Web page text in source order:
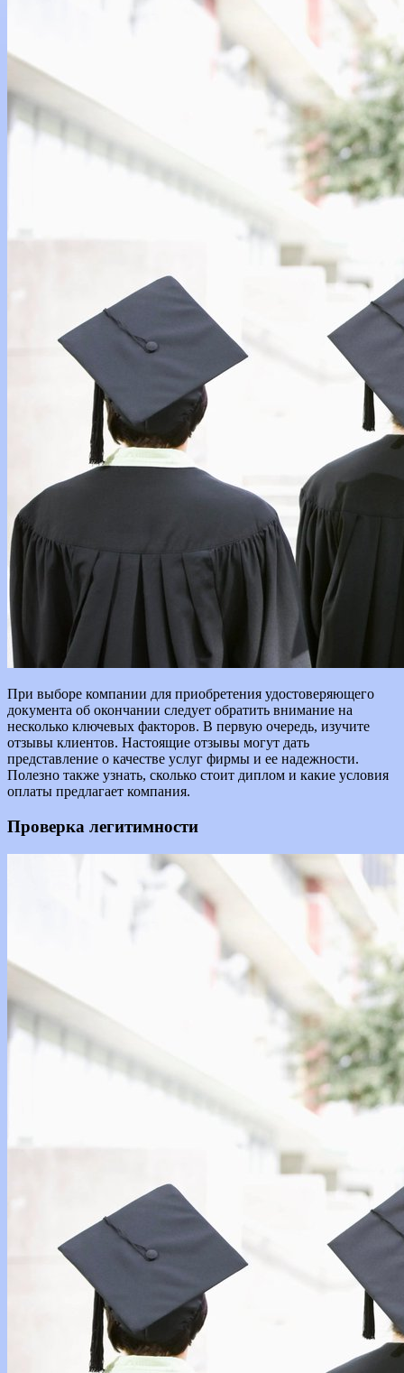
При выборе компании для приобретения удостоверяющего
документа об окончании следует обратить внимание на
несколько ключевых факторов. В первую очередь, изучите
отзывы клиентов. Настоящие отзывы могут дать
представление о качестве услуг фирмы и ее надежности.
Полезно также узнать, сколько стоит диплом и какие условия
оплаты предлагает компания.
Проверка легитимности